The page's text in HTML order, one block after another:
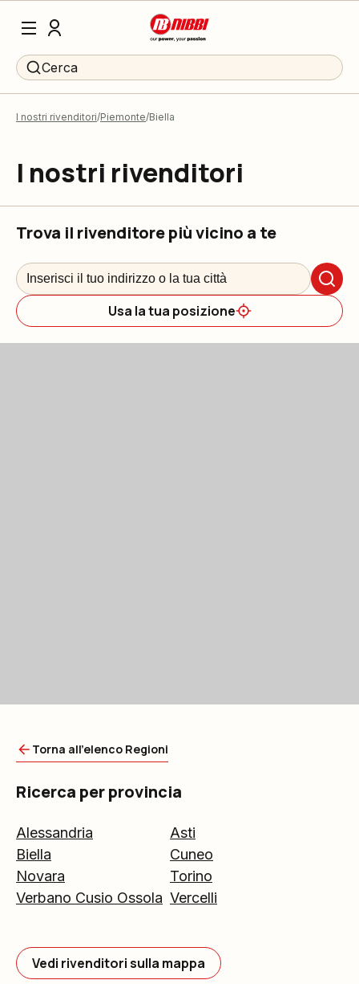
Cerca
I nostri rivenditori Piemonte Biella
I nostri rivenditori
Trova il rivenditore più vicino a te
Usa la tua posizione
Torna all'elenco Regioni
Ricerca per provincia
Alessandria
Asti
Biella
Cuneo
Novara
Torino
Verbano Cusio Ossola Vercelli
Vedi rivenditori sulla mappa